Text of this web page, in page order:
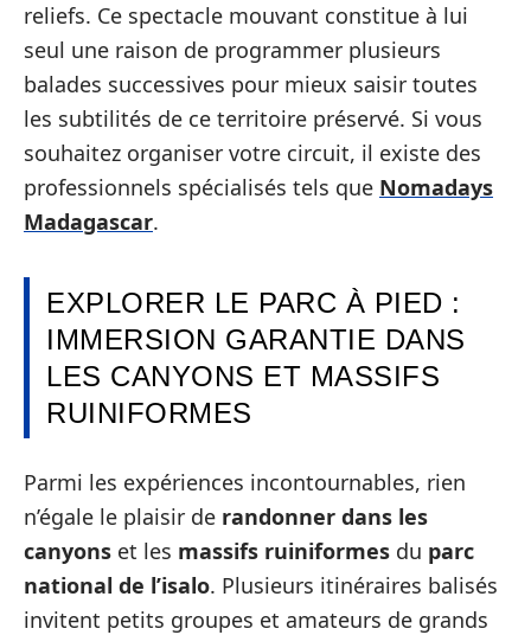
reliefs. Ce spectacle mouvant constitue à lui
seul une raison de programmer plusieurs
balades successives pour mieux saisir toutes
les subtilités de ce territoire préservé. Si vous
souhaitez organiser votre circuit, il existe des
professionnels spécialisés tels que Nomadays
Madagascar.
EXPLORER LE PARC À PIED :
IMMERSION GARANTIE DANS
LES CANYONS ET MASSIFS
RUINIFORMES
Parmi les expériences incontournables, rien
n’égale le plaisir de randonner dans les
canyons et les massifs ruiniformes du parc
national de l’isalo. Plusieurs itinéraires balisés
invitent petits groupes et amateurs de grands